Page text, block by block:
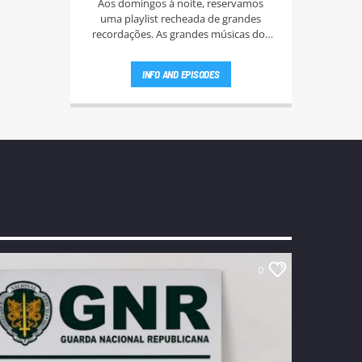
Aos domingos à noite, reservamos
uma playlist recheada de grandes
recordações. As grandes músicas dos
INFO AND EPISODES
0